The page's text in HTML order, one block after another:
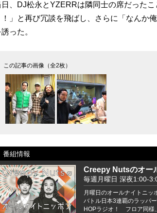
日、DJ松永とYZERRは隣同士の席だった
！」と再び冗談を飛ばし、さらに「なんか
誘った。
この記事の画像（全2枚）
番組情報
Creepy Nutsのオー
毎週月曜日 深夜1:00-
月曜日のオールナイトニ
バトル日本3連覇のラッパ
HOPラジオ！ フロア同様